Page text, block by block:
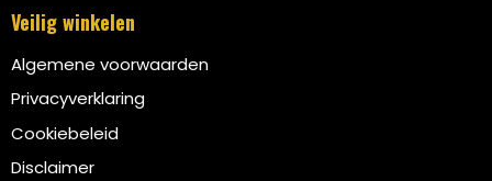
Veilig winkelen
Algemene voorwaarden
Privacyverklaring
Cookiebeleid
Disclaimer